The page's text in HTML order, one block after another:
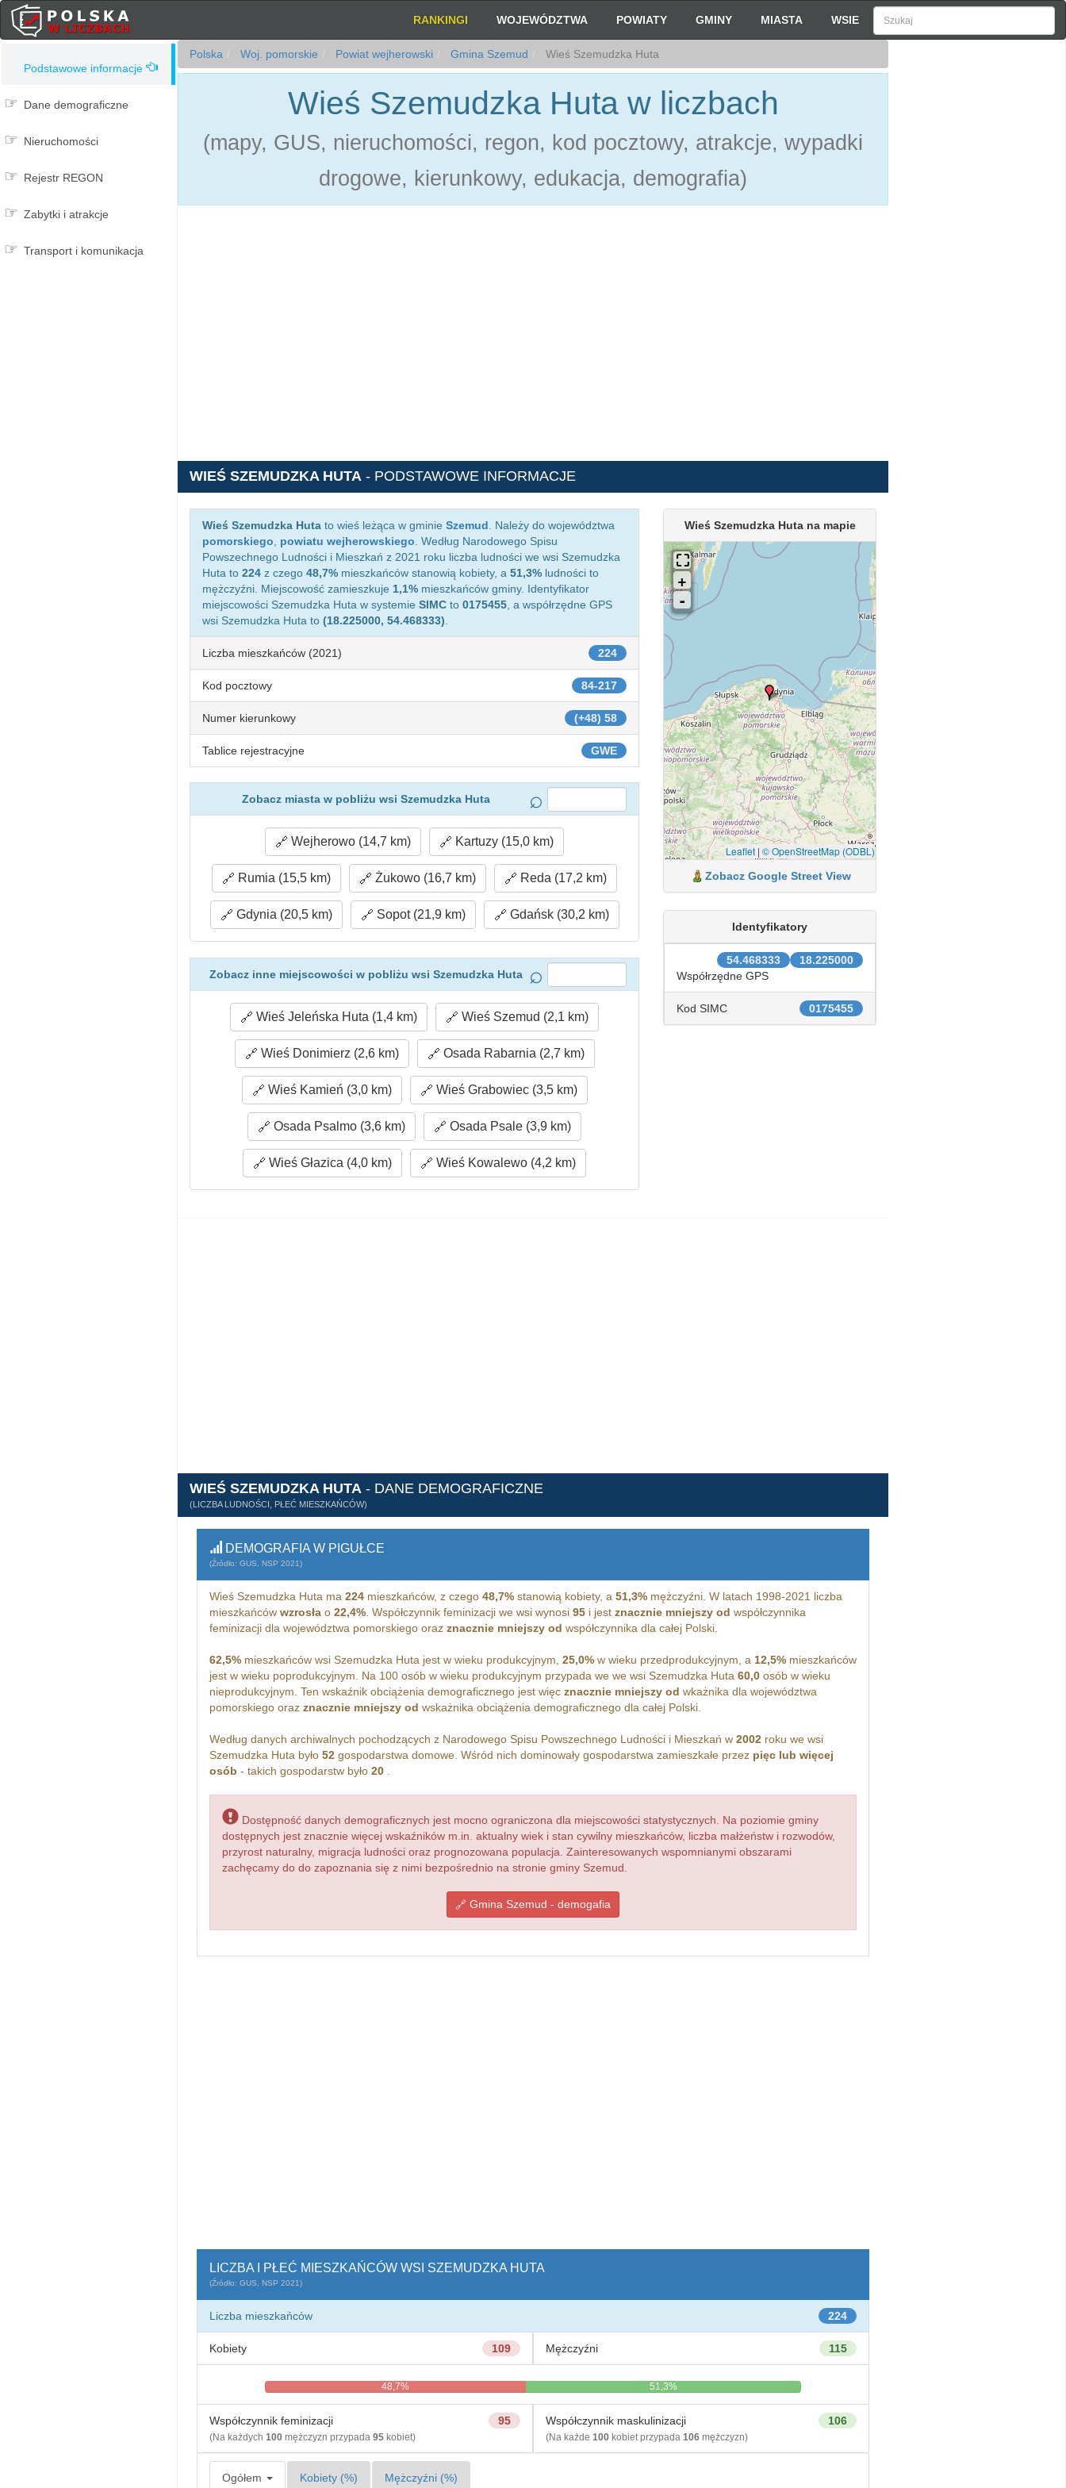
RANKINGI WOJEWÓDZTWA POWIATY GMINY MIASTA WSIE
Podstawowe informacje
Dane demograficzne
Nieruchomości
Rejestr REGON
Zabytki i atrakcje
Transport i komunikacja
Polska Woj. pomorskie Powiat wejherowski Gmina Szemud Wieś Szemudzka Huta
Wieś Szemudzka Huta w liczbach
(mapy, GUS, nieruchomości, regon, kod pocztowy, atrakcje, wypadki
drogowe, kierunkowy, edukacja, demografia)
WIEŚ SZEMUDZKA HUTA - PODSTAWOWE INFORMACJE
Wieś Szemudzka Huta to wieś leżąca w gminie Szemud . Należy do województwa
pomorskiego
powiatu wejherowskiego . Według Narodowego Spisu
Powszechnego Ludności i Mieszkań z 2021 roku liczba ludności we wsi Szemudzka
Huta to 224 z czego 48,7% mieszkańców stanowią kobiety, a 51,3% ludności to
mężczyźni. Miejscowość zamieszkuje 1,1% mieszkańców gminy. Identyfikator
miejscowości Szemudzka Huta w systemie SIMC to 0175455 , a współrzędne GPS
wsi Szemudzka Huta to (18.225000, 54.468333)
224
Liczba mieszkańców (2021)
84-217
Kod pocztowy
(+48) 58
Numer kierunkowy
GWE
Tablice rejestracyjne
Zobacz miasta w pobliżu wsi Szemudzka Huta
Wejherowo (14,7 km) Kartuzy (15,0 km)
Rumia (15,5 km) Żukowo (16,7 km) Reda (17,2 km)
Gdynia (20,5 km) Sopot (21,9 km) Gdańsk (30,2 km)
Zobacz inne miejscowości w pobliżu wsi Szemudzka Huta
Wieś Jeleńska Huta (1,4 km) Wieś Szemud (2,1 km)
Wieś Donimierz (2,6 km) Osada Rabarnia (2,7 km)
Wieś Kamień (3,0 km) Wieś Grabowiec (3,5 km)
Osada Psalmo (3,6 km) Osada Psale (3,9 km)
Wieś Głazica (4,0 km) Wieś Kowalewo (4,2 km)
Wieś Szemudzka Huta na mapie
Leaflet| © OpenStreetMap (ODBL)
Zobacz Google Street View
Identyfikatory
18.225000
54.468333
Współrzędne GPS
0175455
Kod SIMC
WIEŚ SZEMUDZKA HUTA - DANE DEMOGRAFICZNE
(LICZBA LUDNOŚCI, PŁEĆ MIESZKAŃCÓW)
DEMOGRAFIA W PIGUŁCE
(Źródło: GUS, NSP 2021)
Wieś Szemudzka Huta ma 224mieszkańców, z czego 48,7%stanowią kobiety, a 51,3%mężczyźni. W latach 1998-2021 liczba
mieszkańców wzrosłao 22,4%. Współczynnik feminizacji we wsi wynosi 95i jest znacznie mniejszy od współczynnika
feminizacji dla województwa pomorskiego oraz znacznie mniejszy od współczynnika dla całej Polski.
62,5%mieszkańców wsi Szemudzka Huta jest w wieku produkcyjnym, 25,0%w wieku przedprodukcyjnym, a 12,5%mieszkańców
jest w wieku poprodukcyjnym. Na 100 osób w wieku produkcyjnym przypada we we wsi Szemudzka Huta 60,0osób w wieku
nieprodukcyjnym. Ten wskaźnik obciążenia demograficznego jest więc znacznie mniejszy od wkażnika dla województwa
pomorskiego oraz znacznie mniejszy od wskażnika obciążenia demograficznego dla całej Polski.
Według danych archiwalnych pochodzących z Narodowego Spisu Powszechnego Ludności i Mieszkań w 2002roku we wsi
Szemudzka Huta było 52gospodarstwa domowe. Wśród nich dominowały gospodarstwa zamieszkałe przez pięc lub więcej
osób - takich gospodarstw było 20.
Dostępność danych demograficznych jest mocno ograniczona dla miejscowości statystycznych. Na poziomie gminy
dostępnych jest znacznie więcej wskaźników m.in. aktualny wiek i stan cywilny mieszkańców, liczba małżeństw i rozwodów,
przyrost naturalny, migracja ludności oraz prognozowana populacja. Zainteresowanych wspomnianymi obszarami
zachęcamy do do zapoznania się z nimi bezpośrednio na stronie gminy Szemud.
Gmina Szemud - demogafia
LICZBA I PŁEĆ MIESZKAŃCÓW WSI SZEMUDZKA HUTA
(Źródło: GUS, NSP 2021)
224
Liczba mieszkańców
109
Kobiety 115
Mężczyźni
48,7% 51,3%
95
Współczynnik feminizacji
(Na każdych 100mężczyzn przypada 95kobiet)
106
Współczynnik maskulinizacji
(Na każde 100kobiet przypada 106mężczyzn)
Ogółem Kobiety (%) Mężczyźni (%)